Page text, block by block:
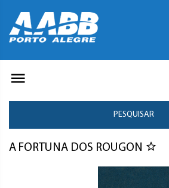
PESQUISAR
A FORTUNA DOS ROUGON